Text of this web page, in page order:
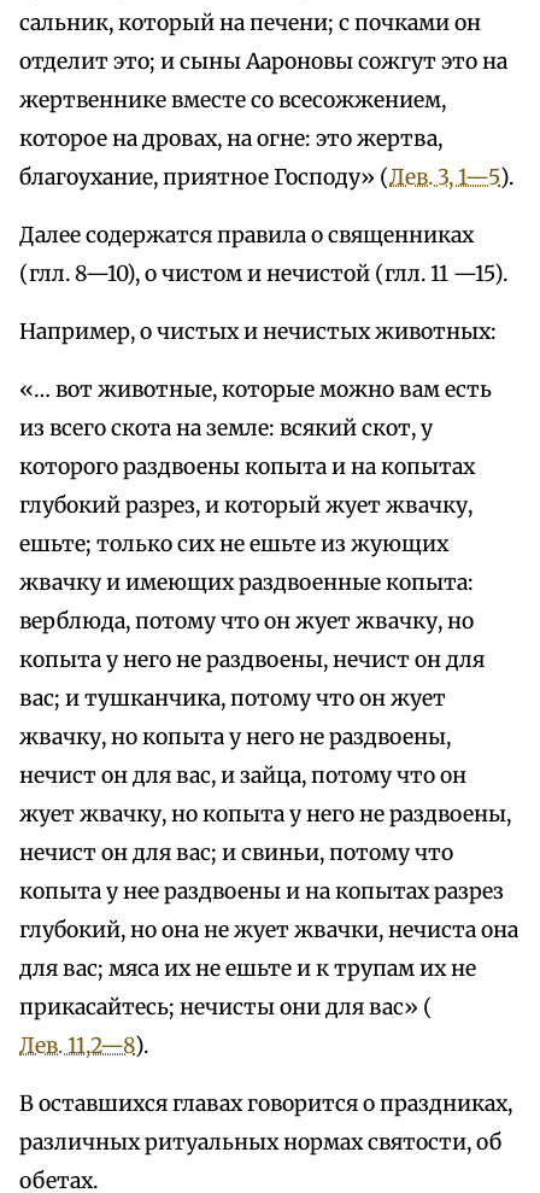
сальник, который на печени; с почками он
отделит это; и сыны Аароновы сожгут это на
жертвеннике вместе со всесожжением,
которое на дровах, на огне: это жертва,
благоухание, приятное Господу» (Лев. 3, 1—5).
Далее содержатся правила о священниках
(глл. 8—10), о чистом и нечистой (глл. 11 —15).
Например, о чистых и нечистых животных:
«… вот животные, которые можно вам есть
из всего скота на земле: всякий скот, у
которого раздвоены копыта и на копытах
глубокий разрез, и который жует жвачку,
ешьте; только сих не ешьте из жующих
жвачку и имеющих раздвоенные копыта:
верблюда, потому что он жует жвачку, но
копыта у него не раздвоены, нечист он для
вас; и тушканчика, потому что он жует
жвачку, но копыта у него не раздвоены,
нечист он для вас, и зайца, потому что он
жует жвачку, но копыта у него не раздвоены,
нечист он для вас; и свиньи, потому что
копыта у нее раздвоены и на копытах разрез
глубокий, но она не жует жвачки, нечиста она
для вас; мяса их не ешьте и к трупам их не
прикасайтесь; нечисты они для вас» (
Лев. 11,2—8).
В оставшихся главах говорится о праздниках,
различных ритуальных нормах святости, об
обетах.